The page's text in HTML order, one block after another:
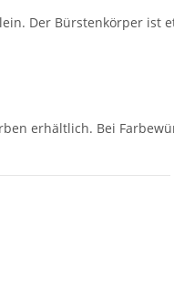
Der Bürstenkörper ist
erhältlich. Bei